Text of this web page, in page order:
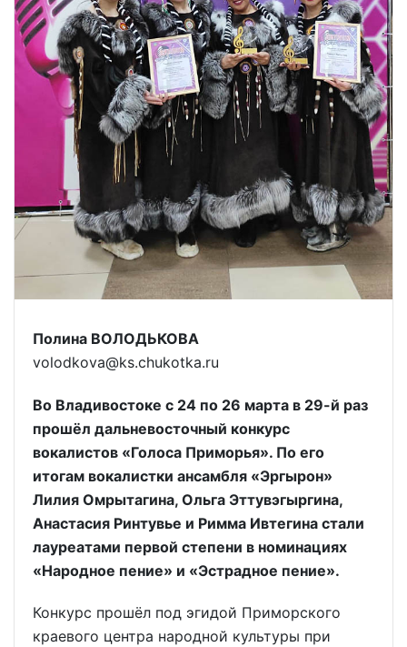
Полина ВОЛОДЬКОВА
volodkova@ks.chukotka.ru
Во Владивостоке с 24 по 26 марта в 29-й раз
прошёл дальневосточный конкурс
вокалистов «Голоса Приморья». По его
итогам вокалистки ансамбля «Эргырон»
Лилия Омрытагина, Ольга Эттувэгыргина,
Анастасия Ринтувье и Римма Ивтегина стали
лауреатами первой степени в номинациях
«Народное пение» и «Эстрадное пение».
Конкурс прошёл под эгидой Приморского
краевого центра народной культуры при